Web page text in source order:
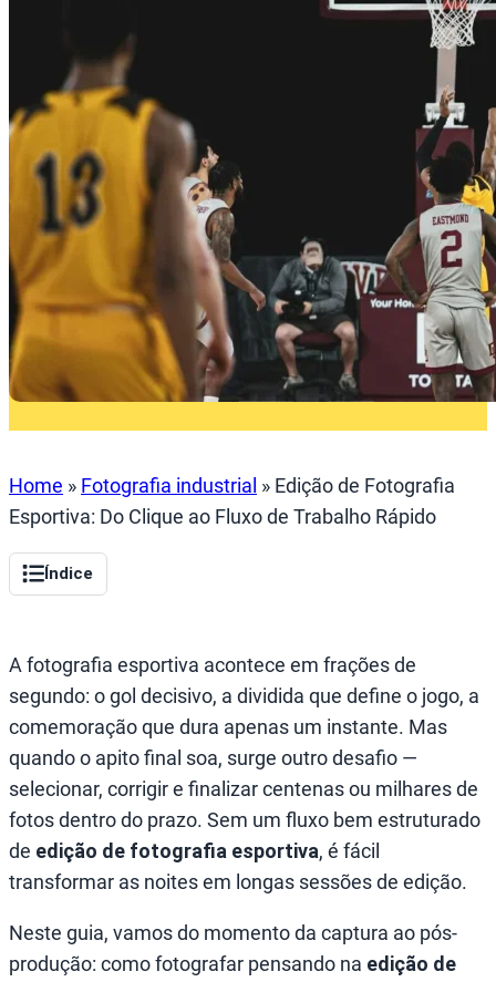
Home » Fotografia industrial » Edição de Fotografia
Esportiva: Do Clique ao Fluxo de Trabalho Rápido
Índice
A fotografia esportiva acontece em frações de
segundo: o gol decisivo, a dividida que define o jogo, a
comemoração que dura apenas um instante. Mas
quando o apito final soa, surge outro desafio —
selecionar, corrigir e finalizar centenas ou milhares de
fotos dentro do prazo. Sem um fluxo bem estruturado
de edição de fotografia esportiva, é fácil
transformar as noites em longas sessões de edição.
Neste guia, vamos do momento da captura ao pós-
produção: como fotografar pensando na edição de